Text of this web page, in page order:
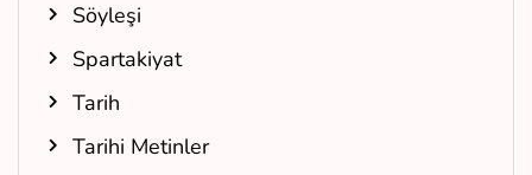
Söyleşi
Spartakiyat
Tarih
Tarihi Metinler